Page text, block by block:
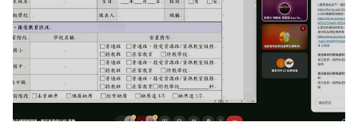
特殊教育服務。
（三）保障特殊教育學生權益。
（四）整合特殊教育相關資源，提供各級學校相關行政支持
網絡。
六、參與人數：110人